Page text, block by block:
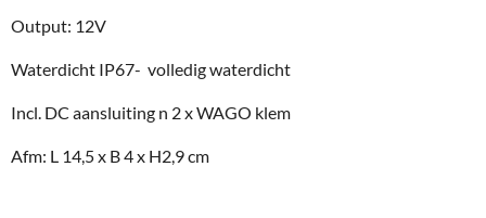
Output: 12V
Waterdicht IP67- volledig waterdicht
Incl. DC aansluiting n 2 x WAGO klem
Afm: L 14,5 x B 4 x H2,9 cm